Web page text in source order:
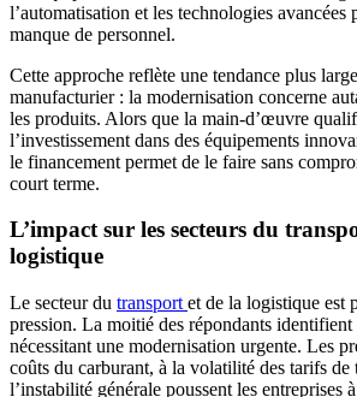
l’automatisation et les technologies avancées
manque de personnel.
Cette approche reflète une tendance plus
manufacturier : la modernisation concerne
les produits. Alors que la main-d’œuvre
l’investissement dans des équipements
le financement permet de le faire sans
court terme.
L’impact sur les secteurs du
logistique
Le secteur du transport et de la logistique est
pression. La moitié des répondants
nécessitant une modernisation urgente. Les
coûts du carburant, à la volatilité des tarifs de
l’instabilité générale poussent les entreprises